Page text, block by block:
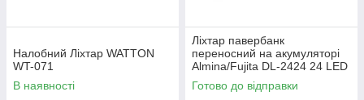
Налобний Ліхтар WATTON
WT-071
В наявності
Ліхтар павербанк
переносний на акумуляторі
Almina/Fujita DL-2424 24 LED
220V
Готово до відправки